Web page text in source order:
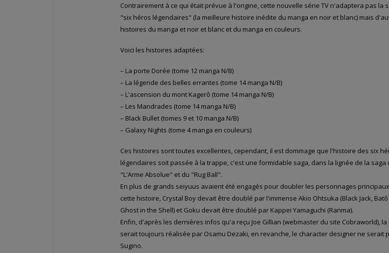
Contrairement à ce qui était prévue à l'origine, cette nouvelle série TV n'adaptera pas la
"six héros légendaires" (la meilleure histoire inédite du manga en noir et blanc) mais
histoires du manga et noir et blanc et du manga en couleurs.
Voici les histoires adaptées:
– La porte Dorée (tome 12 manga N/B)
– La légende des belles errantes (tome 14 manga N/B)
– L'ascension du mont Kagerô (tome 14 manga N/B)
– Les Mandrades (tome 14 manga N/B)
– Black Bullet (tomes 9 et 10 manga N/B)
– Galaxy Nights (tome 4 manga en couleurs)
Ces histoires sont toutes excellentes, cependant, il est dommage que l'histoire des six
légendaires soit passée à la trappe, c'est une formidable saga, dans la lignée de la saga
"L'Arme Absolue" et du "Rug Ball".
En plus de grands seiyuus avaient été engagés pour doubler les personnages
cette histoire, Crystal Boy devait être doublé par l'immense Akio Ohtsuka (Black Jack,
Ghost in the Shell) et Goku devait être doublé par Kappei Yamaguchi (Ranma).
Enfin, d'après les dernières infos qu'a reçu Joe Gillian (webmaster du site Cobraworld), la
serait toujours réalisée par Osamu Dezaki, en revanche, le character designer ne serait
Sugino.